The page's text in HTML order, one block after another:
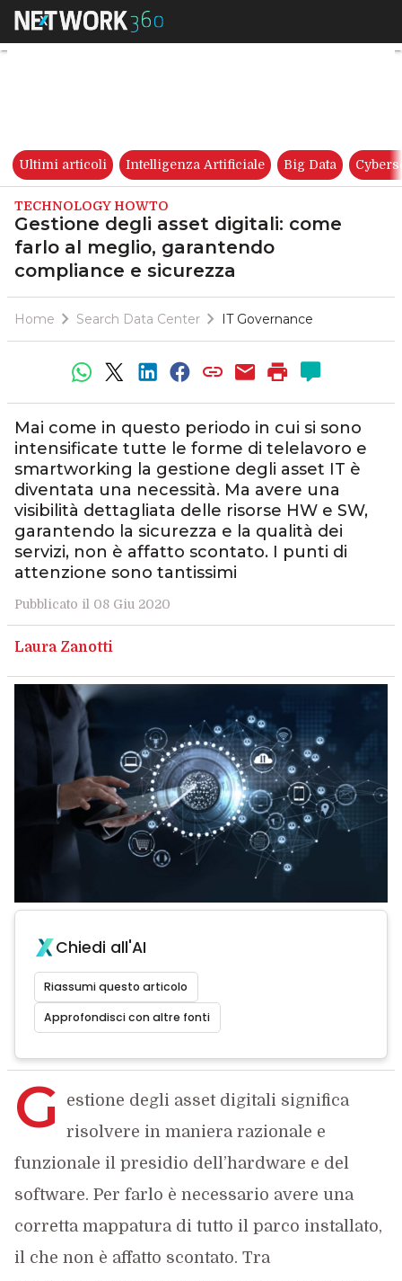
Gestione degli asset digitali:
Ultimi articoli Intelligenza Artificiale Big Data
TECHNOLOGY HOWTO
Gestione degli asset digitali: come
farlo al meglio, garantendo
compliance e sicurezza
Home Search Data Center IT Governance
Mai come in questo periodo in cui si sono
intensificate tutte le forme di telelavoro e
smartworking la gestione degli asset IT è
diventata una necessità. Ma avere una
visibilità dettagliata delle risorse HW e SW,
garantendo la sicurezza e la qualità dei
servizi, non è affatto scontato. I punti di
attenzione sono tantissimi
Pubblicato il 08 Giu 2020
Laura Zanotti
Chiedi all'AI
Riassumi questo articolo
Approfondisci con altre fonti
G
estione degli asset digitali significa
risolvere in maniera razionale e
funzionale il presidio dell’hardware e del
software. Per farlo è necessario avere una
corretta mappatura di tutto il parco installato,
il che non è affatto scontato. Tra